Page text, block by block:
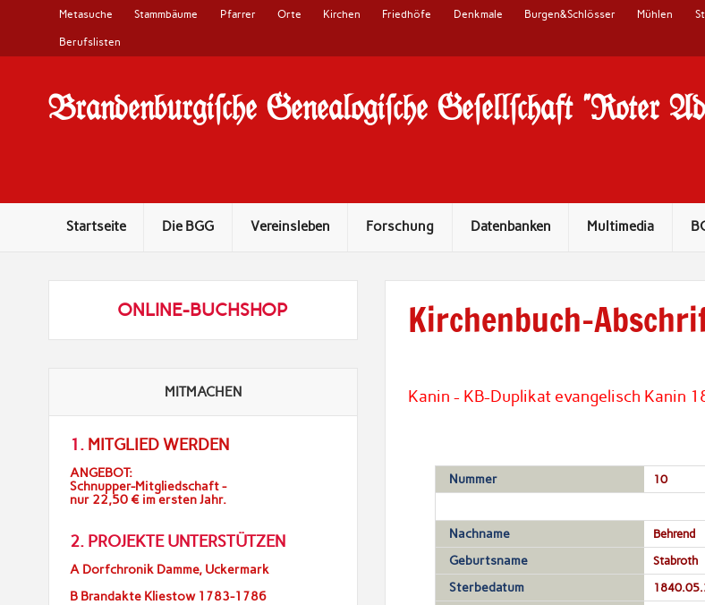
Metasuche Stammbäume Pfarrer Orte Kirchen Friedhöfe Denkmale Burgen&Schlösser Mühlen
Berufslisten
Brandenburgi#che Genealogi#che Ge#ell#chaft "Roter
Startseite Die BGG Vereinsleben Forschung Datenbanken Multimedia
Kirchenbuch-
Kanin - KB-Duplikat evangelisch Kanin
Nummer 10
Nachname Behrend
Geburtsname Stabroth
Sterbedatum
ONLINE-BUCHSHOP
MITMACHEN
1. MITGLIED WERDEN
ANGEBOT:
Schnupper-Mitgliedschaft -
nur 22,50 € im ersten Jahr.
2. PROJEKTE UNTERSTÜTZEN
A Dorfchronik Damme, Uckermark
B Brandakte Kliestow 1783-1786